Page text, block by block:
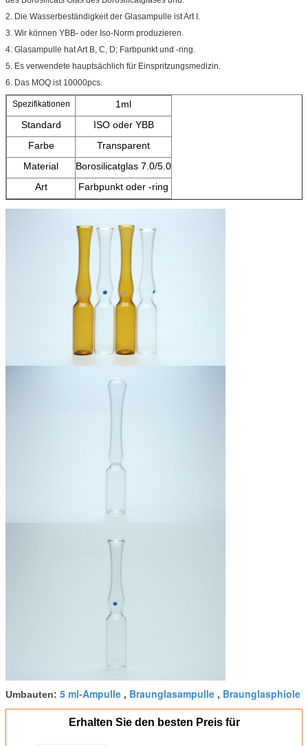
2. Die Wasserbeständigkeit der Glasampulle ist Art I.
3. Wir können YBB- oder Iso-Norm produzieren.
4. Glasampulle hat Art B, C, D; Farbpunkt und -ring.
5. Es verwendete hauptsächlich für Einspritzungsmedizin.
6. Das MOQ ist 10000pcs.
Spezifikationen
1ml
Standard
ISO oder YBB
Farbe
Transparent
Material
Borosilicatglas 7.0/5.0
Art
Farbpunkt oder -ring
Umbauten: 5 ml-Ampulle , Braunglasampulle , Braunglasphiole
Erhalten Sie den besten Preis für